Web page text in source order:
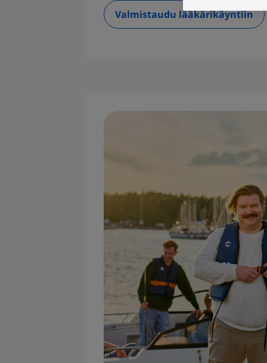
Valmistaudu lääkärikäyntiin